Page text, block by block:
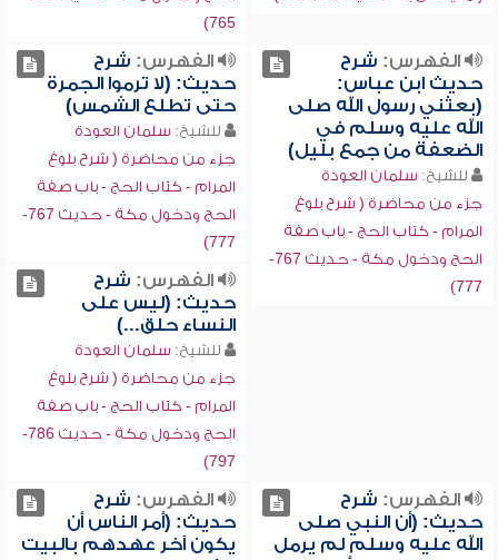
765)
الفهرس: شرح
حديث ابن عباس:
(بعثني رسول الله صلى
الله عليه وسلم في
الضعفة من جمع بليل)
للشيخ: سلمان العودة
جزء من محاضرة ( شرح بلوغ
المرام - كتاب الحج - باب صفة
الحج ودخول مكة - حديث 767-
777)
الفهرس: شرح
حديث: (لا ترموا الجمرة
حتى تطلع الشمس)
للشيخ: سلمان العودة
جزء من محاضرة ( شرح بلوغ
المرام - كتاب الحج - باب صفة
الحج ودخول مكة - حديث 767-
777)
الفهرس: شرح
حديث: (ليس على
النساء حلق...)
للشيخ: سلمان العودة
جزء من محاضرة ( شرح بلوغ
المرام - كتاب الحج - باب صفة
الحج ودخول مكة - حديث 786-
797)
الفهرس: شرح
حديث: (أن النبي صلى
الله عليه وسلم لم يرمل
الفهرس: شرح
حديث: (أمر الناس أن
يكون آخر عهدهم بالبيت